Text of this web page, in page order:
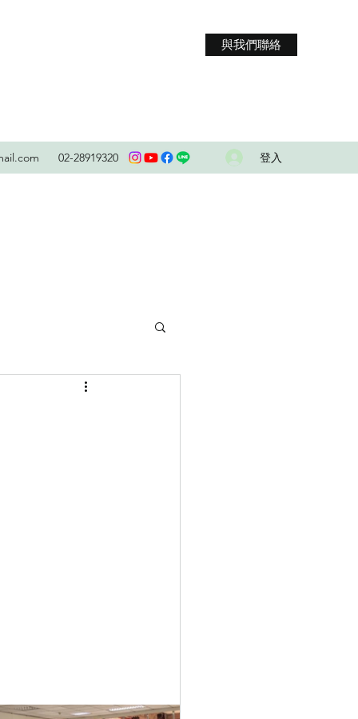
與我們聯絡
02-28919320 登入